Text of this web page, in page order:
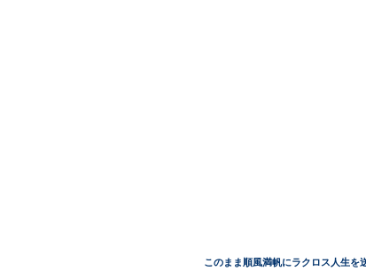
このまま順風満帆にラクロス人生を